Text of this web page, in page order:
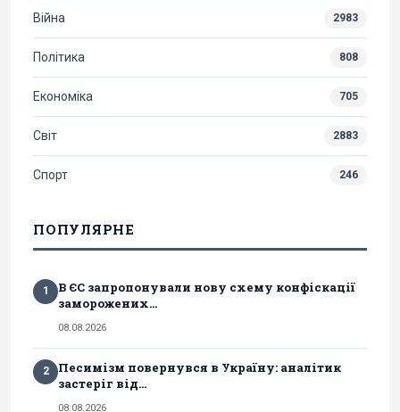
Війна 2983
Політика 808
Економіка 705
Світ 2883
Спорт 246
ПОПУЛЯРНЕ
1
В ЄС запропонували нову схему конфіскації
заморожених...
08.08.2026
2
Песимізм повернувся в Україну: аналітик
застеріг від...
08.08.2026